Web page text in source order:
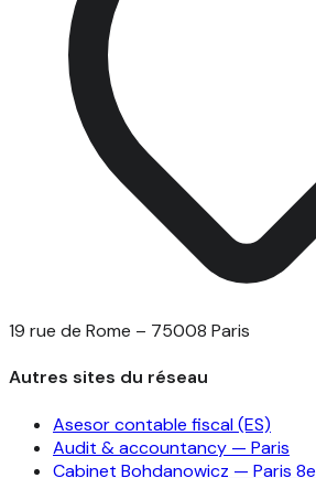
19 rue de Rome – 75008 Paris
Autres sites du réseau
Asesor contable fiscal (ES)
Audit & accountancy — Paris
Cabinet Bohdanowicz — Paris 8e